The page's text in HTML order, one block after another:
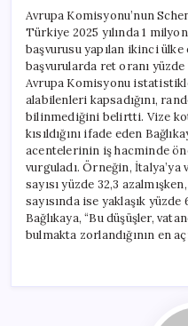
Avrupa Komisyonu’nun
Türkiye 2025 yılında 1
başvurusu yapılan ikinci ülke
başvurularda ret oranı
Avrupa Komisyonu
alabilenleri kapsadığını,
bilinmediğini belirtti. Vize
kısıldığını ifade eden
acentelerinin iş hacminde
vurguladı. Örneğin,
sayısı yüzde 32,3
sayısında ise yaklaşık yüzde
Bağlıkaya, “Bu düşüşler,
bulmakta zorlandığının en